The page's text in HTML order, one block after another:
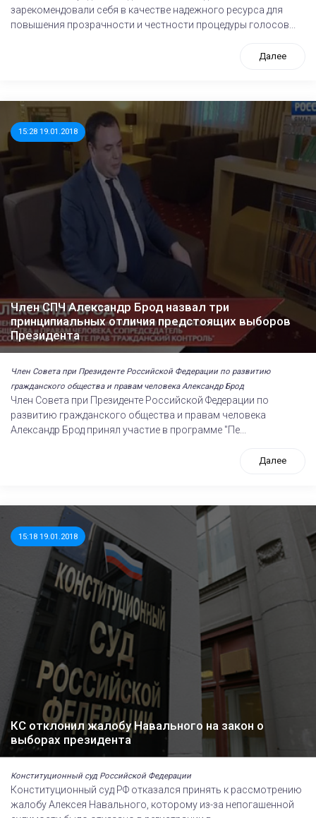
зарекомендовали себя в качестве надежного ресурса для
повышения прозрачности и честности процедуры голосов...
Далее
15:28 19.01.2018
Член СПЧ Александр Брод назвал три
принципиальных отличия предстоящих выборов
Президента
Член Совета при Президенте Российской Федерации по развитию
гражданского общества и правам человека Александр Брод
Член Совета при Президенте Российской Федерации по
развитию гражданского общества и правам человека
Александр Брод принял участие в программе "Пе...
Далее
15:18 19.01.2018
КС отклонил жалобу Навального на закон о
выборах президента
Конституционный суд Российской Федерации
Конституционный суд РФ отказался принять к рассмотрению
жалобу Алексея Навального, которому из-за непогашенной